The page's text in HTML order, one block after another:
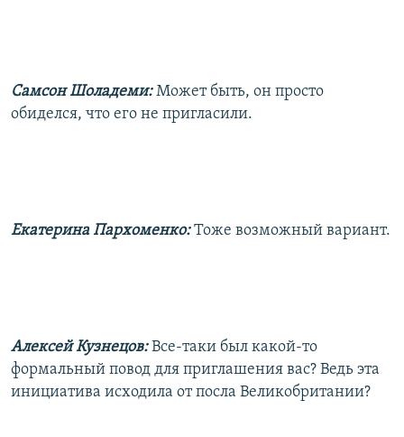
Самсон Шоладеми:Может быть, он просто
обиделся, что его не пригласили.
Екатерина Пархоменко:Тоже возможный вариант.
Алексей Кузнецов:Все-таки был какой-то
формальный повод для приглашения вас? Ведь эта
инициатива исходила от посла Великобритании?